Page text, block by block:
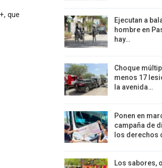
que
Ejecutan a
hombre en
hay…
Choque
menos 17
la avenida…
Ponen en
campaña de
los derechos
Los sabores,